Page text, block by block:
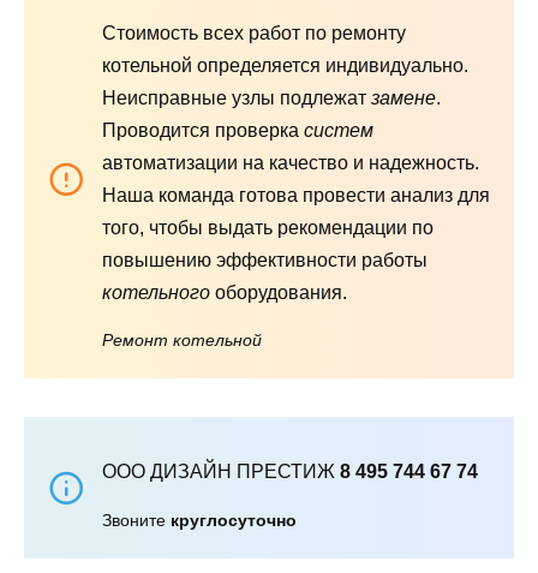
Стоимость всех работ по ремонту
котельной определяется индивидуально.
Неисправные узлы подлежат замене.
Проводится проверка систем
автоматизации на качество и надежность.
Наша команда готова провести анализ для
того, чтобы выдать рекомендации по
повышению эффективности работы
котельного оборудования.
Ремонт котельной
ООО ДИЗАЙН ПРЕСТИЖ 8 495 744 67 74
Звоните круглосуточно